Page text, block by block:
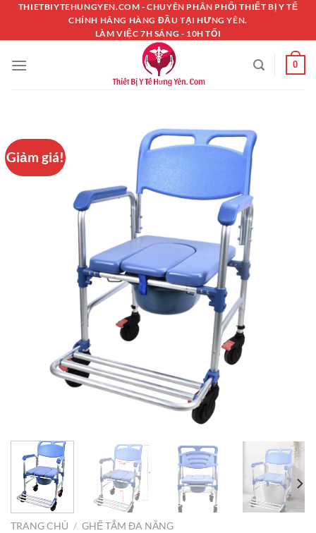
Chuyển
nội
dung
THIETBIYTEHUNGYEN.COM - CHUYÊN PHÂN PHỐI THIẾT BỊ Y TẾ
CHÍNH HÃNG HÀNG ĐẦU TẠI HƯNG YÊN.
LÀM VIỆC 7H SÁNG - 10H TỐI
0
Giảm giá!
TRANG CHỦ / GHẾ TẮM ĐA NĂNG